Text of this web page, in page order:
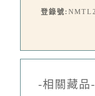
登錄號:
-相關藏品-